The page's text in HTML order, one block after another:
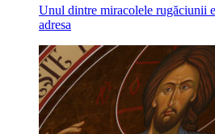
Unul dintre miracolele rugăciunii
adresa